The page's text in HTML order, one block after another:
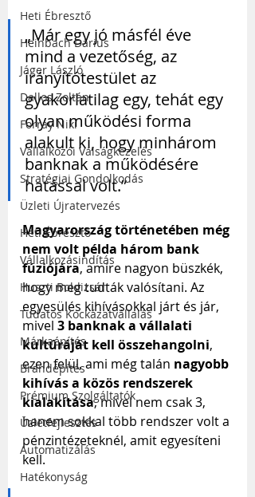
Heti Ébresztő
Heinbach Dárius
Jáger László
Dallos Zoltán
Forray Niki
Vállalkozói Válságkezelés
Stratégiai Gondolkodás
Üzleti Újratervezés
Heti Ébresztő
Vállalkozásindítás
Huszti Boldizsár
Tudatos Kockázatvállalás
Márkaépítés
Brandépítés
Prémium Szolgáltatók
Üzletfejlesztés
Automatizálás
Hatékonyság
„Már egy jó másfél éve
mind a vezetőség, az
irányítótestület az
gyakorlatilag egy, tehát egy
olyan működési forma
alakult ki, hogy minhárom
banknak a működésére
hatással volt.”
Magyarország történetében még
nem volt példa három bank
fúziójára, amire nagyon büszkék,
hogy meg tudták valósítani. Az
egyesülés kihívásokkal járt és jár,
mivel 3 banknak a vállalati
kultúráját kell összehangolni,
ezen felül, ami még talán nagyobb
kihívás a közös rendszerek
kialakítása, mivel nem csak 3,
hanem sokkal több rendszer volt a
pénzintézeteknél, amit egyesíteni
kell.